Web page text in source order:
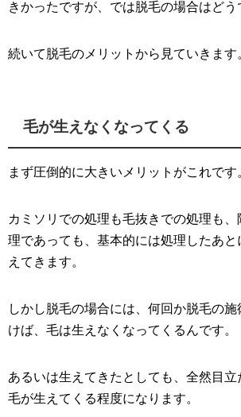
きかったですが、では脱毛の場合はどう
続いて脱毛のメリットから見ていきます
毛が生えなくなってくる
まず圧倒的に大きいメリットがこれです
カミソリでの処理も毛抜きでの処理も
理であっても、基本的には処理したあと
えてきます。
しかし脱毛の場合には、何回か脱毛の
けば、毛は生えなくなってくるんです。
あるいは生えてきたとしても、全然目立
毛が生えてくる程度になります。